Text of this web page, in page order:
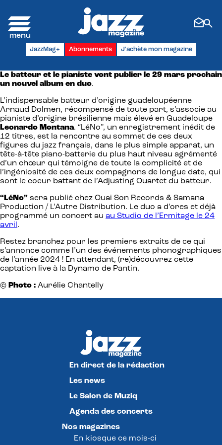
JazzMag+ Abonnements J'achète mon magazine
Le batteur et le pianiste vont publier le 29 mars prochain
un nouvel album en duo.
L’indispensable batteur d’origine guadeloupéenne
Arnaud Dolmen, récompensé de toute part, s’associe au
pianiste d’origine brésilienne mais élevé en Guadeloupe
Leonardo Montana. “LéNo”, un enregistrement inédit de
12 titres, est la rencontre au sommet de ces deux
figures du jazz français, dans le plus simple apparat, un
tête-à-tête piano-batterie du plus haut niveau agrémenté
d’un chœur qui témoigne de toute la complicité et de
l’ingéniosité de ces deux compagnons de longue date, qui
sont le coeur battant de l’Adjusting Quartet du batteur.
“LéNo” sera publié chez Quai Son Records & Samana
Production / L’Autre Distribution. Le duo a d’ores et déjà
programmé un concert au au Studio de l’Ermitage le 24
avril .
Restez branchez pour les premiers extraits de ce qui
s’annonce comme l’un des événements phonographiques
de l’année 2024 ! En attendant, (re)découvrez cette
captation live à la Dynamo de Pantin.
© Photo : Aurélie Chantelly
En direct de la rédaction
Les news
Le Salon de Muziq
Agenda des concerts
Nos magazines
En kiosque ce mois-ci